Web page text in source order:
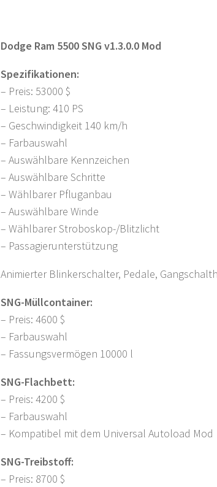
Dodge Ram 5500 SNG v1.3.0.0 Mod
Spezifikationen:
– Preis: 53000 $
– Leistung: 410 PS
– Geschwindigkeit 140 km/h
– Farbauswahl
– Auswählbare Kennzeichen
– Auswählbare Schritte
– Wählbarer Pfluganbau
– Auswählbare Winde
– Wählbarer Stroboskop-/Blitzlicht
– Passagierunterstützung
Animierter Blinkerschalter, Pedale,
SNG-Müllcontainer:
– Preis: 4600 $
– Farbauswahl
– Fassungsvermögen 10000 l
SNG-Flachbett:
– Preis: 4200 $
– Farbauswahl
– Kompatibel mit dem Universal Autoload Mod
SNG-Treibstoff:
– Preis: 8700 $